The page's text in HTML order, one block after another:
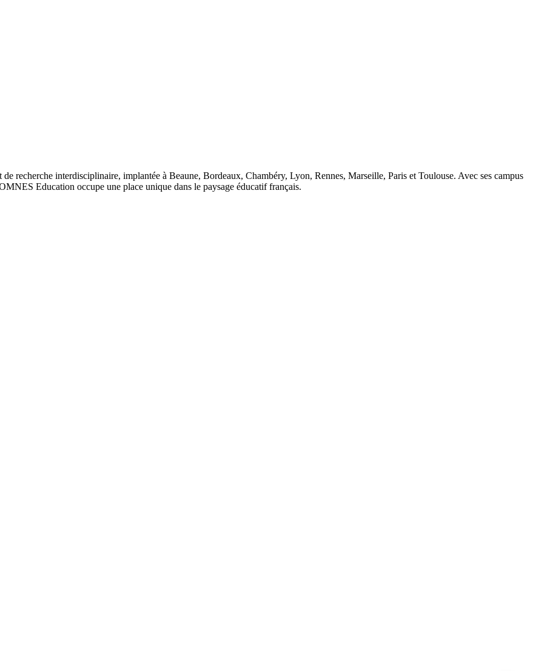
recherche interdisciplinaire, implantée à Beaune, Bordeaux, Chambéry, Lyon, Rennes, Marseille, Paris et Toulouse. Avec ses campus
Education occupe une place unique dans le paysage éducatif français.